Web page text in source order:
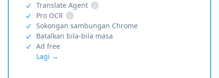
Translate Agent
i
Pro OCR
i
Sokongan sambungan Chrome
Batalkan bila-bila masa
Ad free
Lagi →